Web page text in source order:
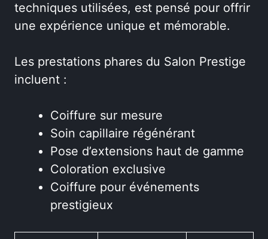
techniques utilisées, est pensé pour offrir
une expérience unique et mémorable.
Les prestations phares du Salon Prestige
incluent :
Coiffure sur mesure
Soin capillaire régénérant
Pose d’extensions haut de gamme
Coloration exclusive
Coiffure pour événements
prestigieux